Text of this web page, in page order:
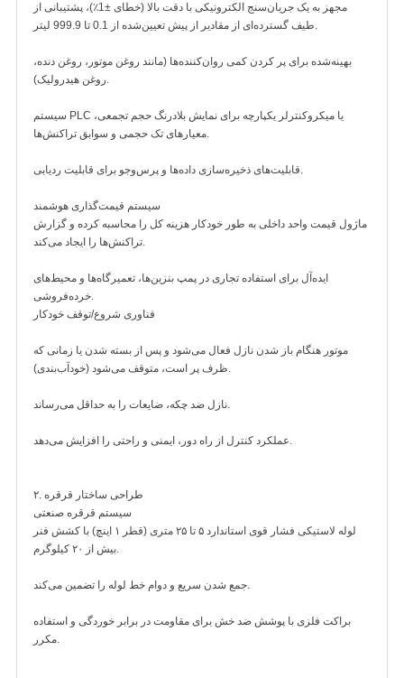
مجهز به یک جریان‌سنج الکترونیکی با دقت بالا (خطای ±1٪)، پشتیبانی از
طیف گسترده‌ای از مقادیر از پیش تعیین‌شده از 0.1 تا 999.9 لیتر.
بهینه‌شده برای پر کردن کمی روان‌کننده‌ها (مانند روغن موتور، روغن دنده،
روغن هیدرولیک).
سیستم PLC یا میکروکنترلر یکپارچه برای نمایش بلادرنگ حجم تجمعی،
معیارهای تک حجمی و سوابق تراکنش‌ها.
قابلیت‌های ذخیره‌سازی داده‌ها و پرس‌وجو برای قابلیت ردیابی.
سیستم قیمت‌گذاری هوشمند
ماژول قیمت واحد داخلی به طور خودکار هزینه کل را محاسبه کرده و گزارش
تراکنش‌ها را ایجاد می‌کند.
ایده‌آل برای استفاده تجاری در پمپ بنزین‌ها، تعمیرگاه‌ها و محیط‌های
خرده‌فروشی.
فناوری شروع/توقف خودکار
موتور هنگام باز شدن نازل فعال می‌شود و پس از بسته شدن یا زمانی که
ظرف پر است، متوقف می‌شود (خودآب‌بندی).
نازل ضد چکه، ضایعات را به حداقل می‌رساند.
عملکرد کنترل از راه دور، ایمنی و راحتی را افزایش می‌دهد.
۲. طراحی ساختار قرقره
سیستم قرقره صنعتی
لوله لاستیکی فشار قوی استاندارد ۵ تا ۲۵ متری (قطر ۱ اینچ) با کشش فنر
بیش از ۲۰ کیلوگرم.
جمع شدن سریع و دوام خط لوله را تضمین می‌کند.
براکت فلزی با پوشش ضد خش برای مقاومت در برابر خوردگی و استفاده
مکرر.